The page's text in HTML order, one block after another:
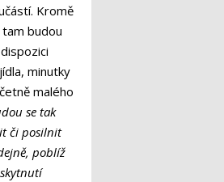
Kromě
budou
minutky
malého
se tak
či posilnit
poblíž